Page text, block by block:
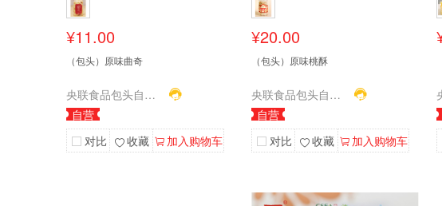
¥11.00
（包头）原味曲奇
央联食品包头自营店
自营
对比
收藏 加入购物车
¥20.00
（包头）原味桃酥
央联食品包头自营店
自营
对比
收藏 加入购物车